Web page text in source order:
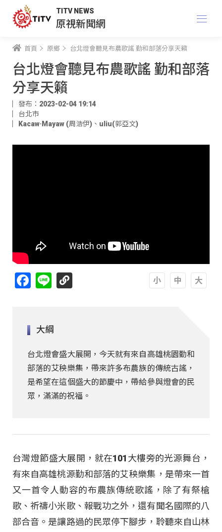
TITV NEWS
原視新聞網
首頁 原鄉 台北燈會聽見布農歌謠 勤和部落分享天籟
台北燈會聽見布農歌謠 勤和部落
分享天籟
發布：2023-02-04 19:14
台北市
Kacaw·Mayaw (周浩伊) 、 uliu(郭亞文)
Facebook
Line
大綱
台北燈會盛大展開，今天就有來自高雄桃園勤和
部落的艾秧樂集，帶來許多布農族的傳統古謠，
是希望在這個盛大的節慶中，帶給參與燈會的民
眾，滿滿的祝福。
台灣燈節盛大展開，就在101大樓旁的光源舞台，
有來自高雄桃源勤和部落的艾秧樂集，是帶來一首
又一首令人動容的布農族傳統歌謠，除了有祭槍
歌、祈禱小米歌、報戰功之外，還有聞名國際的八
部合音。是讓路過的民眾停下腳步，聆聽來自山林